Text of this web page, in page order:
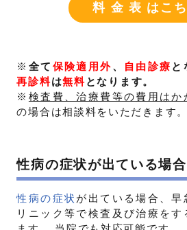
料 金 表 はこ
※ 全て 保険適用外、 自由診療 と
再診料は無料となります。
※ 検査費、治療費等の費用はか
の場合は相談料をいただきます。
性病の症状が出ている場合
性病の症状 が出ている場合、早
リニック等で検査及び治療をす